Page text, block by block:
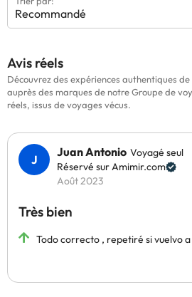
Recommandé
Avis réels
Découvrez des expériences authentiques
auprès des marques de notre Groupe de
réels, issus de voyages vécus.
Juan Antonio Voyagé seul
Réservé sur Amimir.com
Août 2023
Très bien
Todo correcto , repetiré si vuelvo